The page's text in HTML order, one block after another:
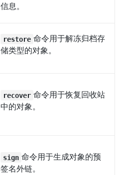
信息。
restore 命令用于解冻归档存
储类型的对象。
recover 命令用于恢复回收站
中的对象。
sign 命令用于生成对象的预
签名外链。